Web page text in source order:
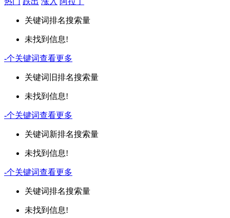
关键词排名搜索量
未找到信息!
-个关键词查看更多
关键词 旧排名搜索量
未找到信息!
-个关键词查看更多
关键词新排名搜索量
未找到信息!
-个关键词查看更多
关键词排名搜索量
未找到信息!